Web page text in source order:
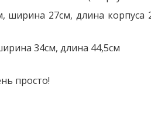
ширина 27см, длина корпуса
34см, длина 44,5см
просто!